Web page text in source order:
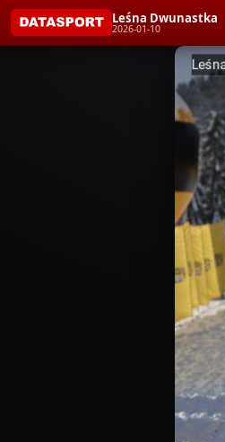
Leśna Dwunastka
2026-01-10